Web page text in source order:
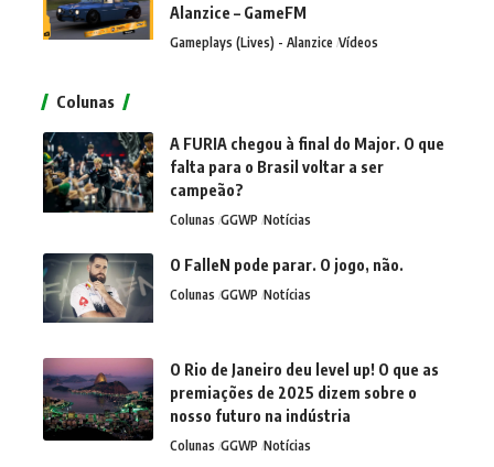
Alanzice – GameFM
Gameplays (Lives) - Alanzice Vídeos
Colunas
A FURIA chegou à final do Major. O que
falta para o Brasil voltar a ser
campeão?
Colunas GGWP Notícias
O FalleN pode parar. O jogo, não.
Colunas GGWP Notícias
O Rio de Janeiro deu level up! O que as
premiações de 2025 dizem sobre o
nosso futuro na indústria
Colunas GGWP Notícias